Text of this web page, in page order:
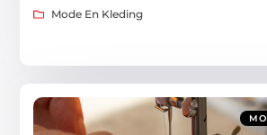
Mode En Kleding